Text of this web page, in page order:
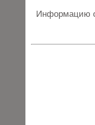
Информацию